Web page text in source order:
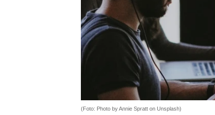
(Foto: Photo by Annie Spratt on Unsplash)